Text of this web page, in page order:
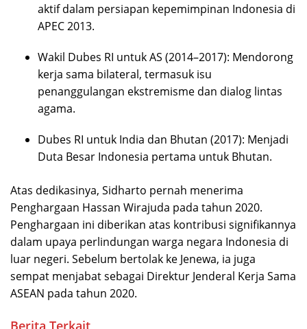
aktif dalam persiapan kepemimpinan Indonesia di
APEC 2013.
Wakil Dubes RI untuk AS (2014–2017): Mendorong
kerja sama bilateral, termasuk isu
penanggulangan ekstremisme dan dialog lintas
agama.
Dubes RI untuk India dan Bhutan (2017): Menjadi
Duta Besar Indonesia pertama untuk Bhutan.
Atas dedikasinya, Sidharto pernah menerima
Penghargaan Hassan Wirajuda pada tahun 2020.
Penghargaan ini diberikan atas kontribusi signifikannya
dalam upaya perlindungan warga negara Indonesia di
luar negeri. Sebelum bertolak ke Jenewa, ia juga
sempat menjabat sebagai Direktur Jenderal Kerja Sama
ASEAN pada tahun 2020.
Berita Terkait